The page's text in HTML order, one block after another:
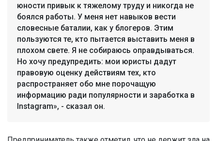
юности привык к тяжелому труду и никогда не
боялся работы. У меня нет навыков вести
словесные баталии, как у блогеров. Этим
пользуются те, кто пытается выставить меня в
плохом свете. Я не собираюсь оправдываться.
Но хочу предупредить: мои юристы дадут
правовую оценку действиям тех, кто
распространяет обо мне порочащую
информацию ради популярности и заработка в
Instagram», - сказал он.